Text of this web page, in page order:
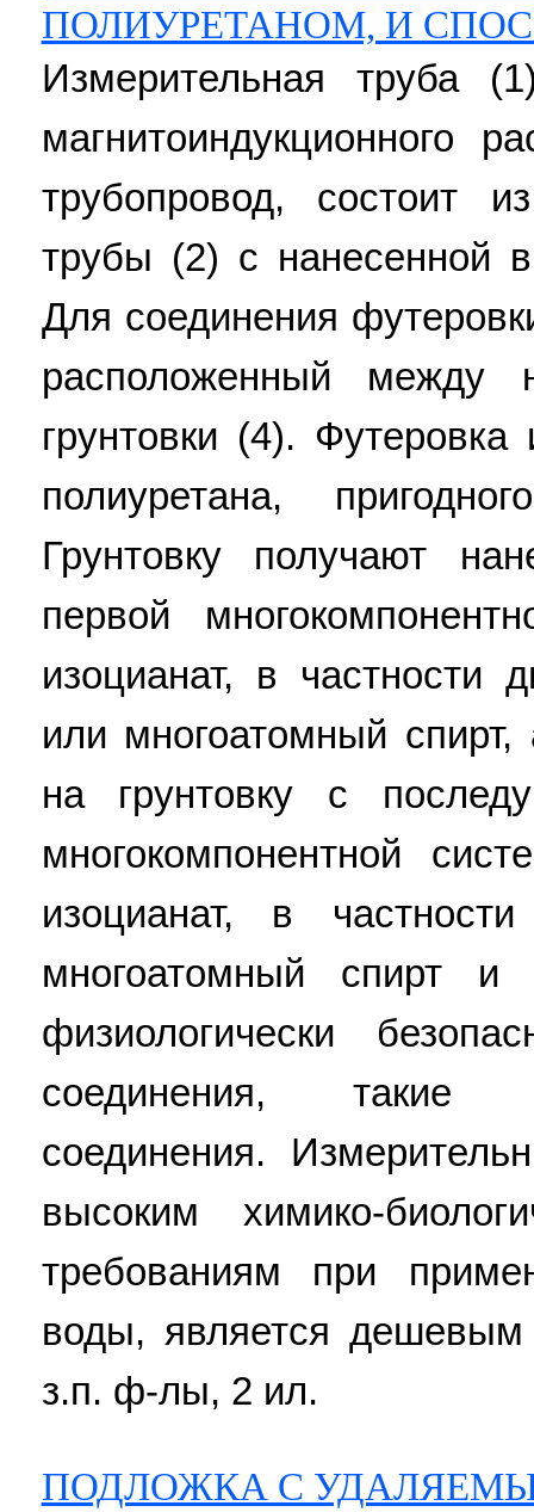
ПОЛИУРЕТАНОМ, И
Измерительная труба
магнитоиндукционного
трубопровод, состоит
трубы (2) с нанесенной
Для соединения
расположенный между
грунтовки (4).
полиуретана,
Грунтовку получают
первой
изоцианат, в частности
или многоатомный
на грунтовку с
многокомпонентной
изоцианат, в
многоатомный спирт и
физиологически
соединения, такие
соединения.
высоким химико-
требованиям при
воды, является
з.п. ф-лы, 2 ил.
ПОДЛОЖКА С